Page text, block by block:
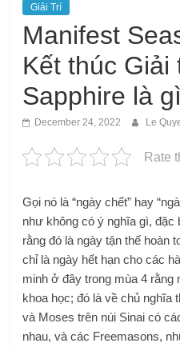
Giải Trí
Manifest
Kết thúc
Sapphire là
December 24, 2022 Le
Rate
Gọi nó là “ngày chết” hay
như không có ý nghĩa gì, đặc
rằng đó là ngày tận thế hoàn
chỉ là ngày hết hạn cho các
minh ở đây trong mùa 4 rằng
khoa học; đó là về chủ nghĩa
và Moses trên núi Sinai có
nhau, và các Freemasons,